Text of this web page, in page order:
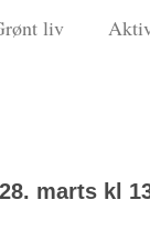
liv
marts kl